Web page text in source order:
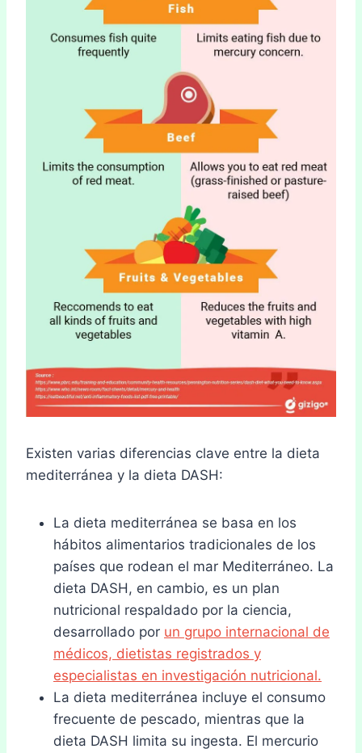
Existen varias diferencias clave entre la dieta
mediterránea y la dieta DASH:
La dieta mediterránea se basa en los
hábitos alimentarios tradicionales de los
países que rodean el mar Mediterráneo. La
dieta DASH, en cambio, es un plan
nutricional respaldado por la ciencia,
desarrollado por un grupo internacional de
médicos, dietistas registrados y
especialistas en investigación nutricional.
La dieta mediterránea incluye el consumo
frecuente de pescado, mientras que la
dieta DASH limita su ingesta. El mercurio